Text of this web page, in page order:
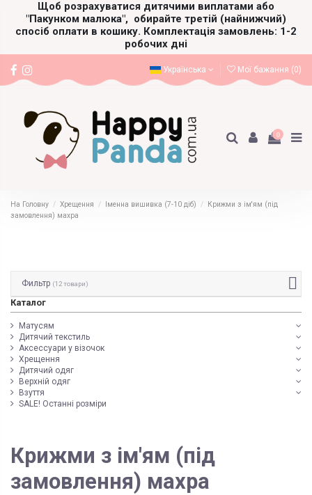
Щоб розрахуватися дитячими виплатами або
"Пакунком малюка", обирайте третій (найнижчий)
спосіб оплати в кошику. Комплектація замовлень: 1-2
робочих дні
Українська Мої бажання (0)
0
На Головну Хрещення Іменна вишивка (7-10 діб)
Крижми з ім'ям (під
замовлення) махра
Крижми з ім'ям (під
замовлення) махра
Фильтр (12 товари)
Каталог
Матусям
Дитячий текстиль
Аксессуари у візочок
Хрещення
Дитячий одяг
Верхній одяг
Взуття
SALE! Останні розміри